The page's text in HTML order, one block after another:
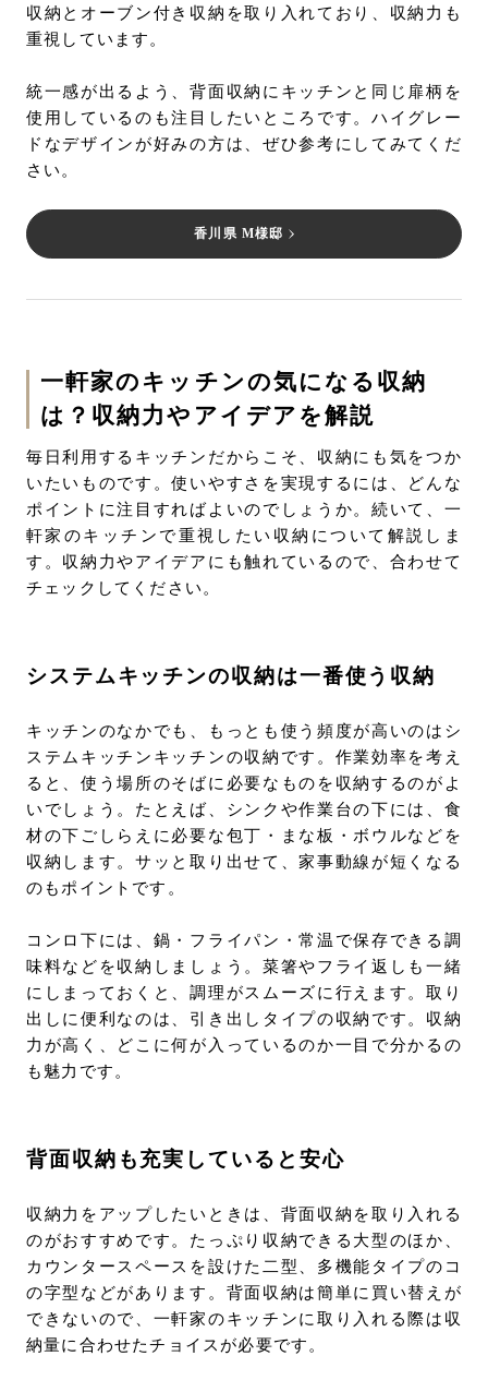
収納とオーブン付き収納を取り入れており、収納力も
重視しています。
統一感が出るよう、背面収納にキッチンと同じ扉柄を
使用しているのも注目したいところです。ハイグレー
ドなデザインが好みの方は、ぜひ参考にしてみてくだ
さい。
香川県 M様邸
一軒家のキッチンの気になる収納
は？収納力やアイデアを解説
毎日利用するキッチンだからこそ、収納にも気をつか
いたいものです。使いやすさを実現するには、どんな
ポイントに注目すればよいのでしょうか。続いて、一
軒家のキッチンで重視したい収納について解説しま
す。収納力やアイデアにも触れているので、合わせて
チェックしてください。
システムキッチンの収納は一番使う収納
キッチンのなかでも、もっとも使う頻度が高いのはシ
ステムキッチンキッチンの収納です。作業効率を考え
ると、使う場所のそばに必要なものを収納するのがよ
いでしょう。たとえば、シンクや作業台の下には、食
材の下ごしらえに必要な包丁・まな板・ボウルなどを
収納します。サッと取り出せて、家事動線が短くなる
のもポイントです。
コンロ下には、鍋・フライパン・常温で保存できる調
味料などを収納しましょう。菜箸やフライ返しも一緒
にしまっておくと、調理がスムーズに行えます。取り
出しに便利なのは、引き出しタイプの収納です。収納
力が高く、どこに何が入っているのか一目で分かるの
も魅力です。
背面収納も充実していると安心
収納力をアップしたいときは、背面収納を取り入れる
のがおすすめです。たっぷり収納できる大型のほか、
カウンタースペースを設けた二型、多機能タイプのコ
の字型などがあります。背面収納は簡単に買い替えが
できないので、一軒家のキッチンに取り入れる際は収
納量に合わせたチョイスが必要です。